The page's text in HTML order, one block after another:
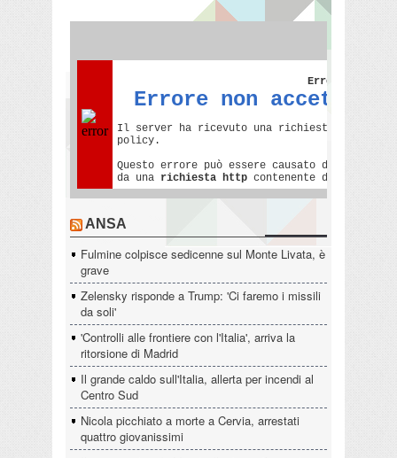
ANSA
Fulmine colpisce sedicenne sul Monte Livata, è
grave
Zelensky risponde a Trump: 'Ci faremo i missili
da soli'
'Controlli alle frontiere con l'Italia', arriva la
ritorsione di Madrid
Il grande caldo sull'Italia, allerta per incendi al
Centro Sud
Nicola picchiato a morte a Cervia, arrestati
quattro giovanissimi